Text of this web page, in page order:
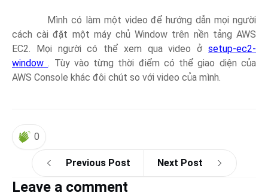
Mình có làm một video để hướng dẫn mọi người
cách cài đặt một máy chủ Window trên nền tảng AWS
EC2. Mọi người có thể xem qua video ở setup-ec2-
window
. Tùy vào từng thời điểm có thể giao diện của
AWS Console khác đôi chút so với video của mình.
0
Previous Post Next Post
Leave a comment